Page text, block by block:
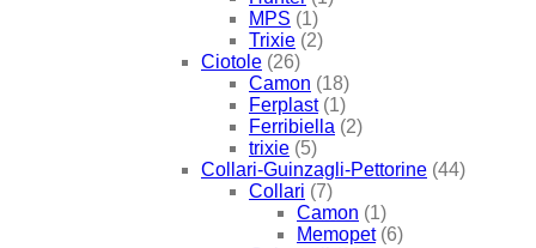
MPS (1)
Trixie (2)
Ciotole (26)
Camon (18)
Ferplast (1)
Ferribiella (2)
trixie (5)
Collari-Guinzagli-Pettorine (44)
Collari (7)
Camon (1)
Memopet (6)